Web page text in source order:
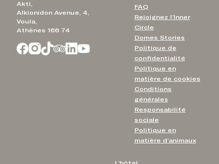
Akti,
Alkionidon Avenue, 4,
Voula,
Athènes 166 74
FAQ
Rejoignez l’Inner
Circle
Domes Stories
Politique de
confidentialité
Politique en
matière de cookies
Conditions
générales
Responsabilité
sociale
Politique en
matière d’animaux